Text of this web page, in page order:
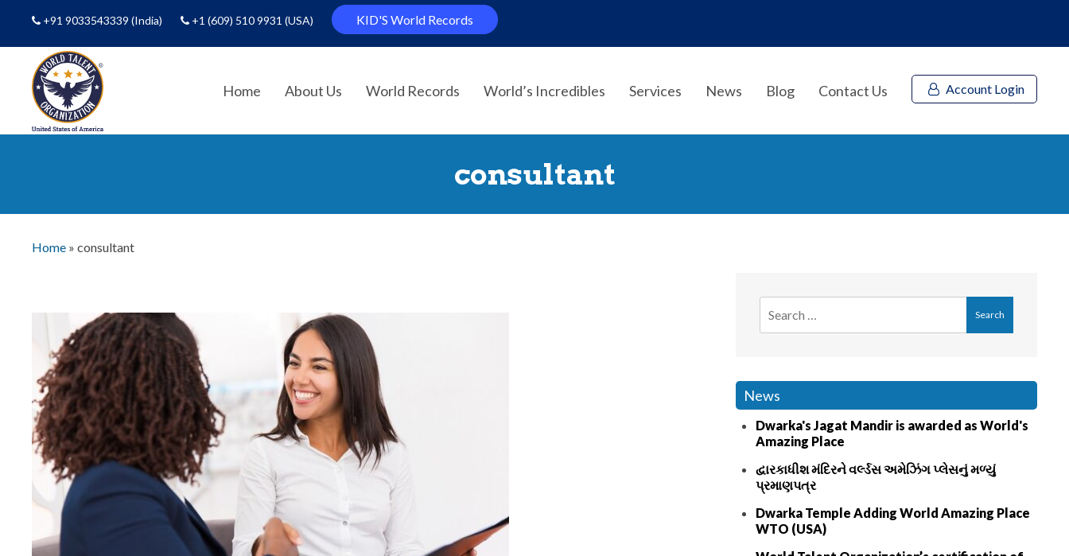
+91 9033543339(India) +1 (609) 510 9931 (USA) KID'S World Records
Home About Us World Records World’s Incredibles Services News Blog Contact Us Account Login
consultant
Home » consultant
News
Dwarka's Jagat Mandir is awarded as World's
Amazing Place
દ્વારકાધીશ મંદિરને વર્લ્ડસ અમેઝિંગ પ્લેસનું મળ્યું
પ્રમાણપત્ર
Dwarka Temple Adding World Amazing Place
WTO (USA)